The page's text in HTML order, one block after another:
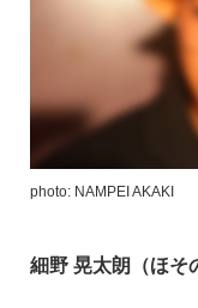
photo: NAMPEI AKAKI
細野 晃太朗（ほそ